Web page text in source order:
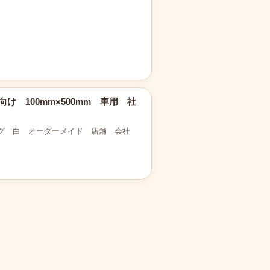
向け 100mm×500mm 車用 社
グ 白 オーダーメイド 店舗 会社